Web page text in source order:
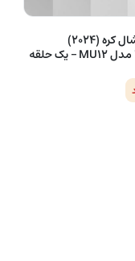
لاستیک مارشال کره (2024)